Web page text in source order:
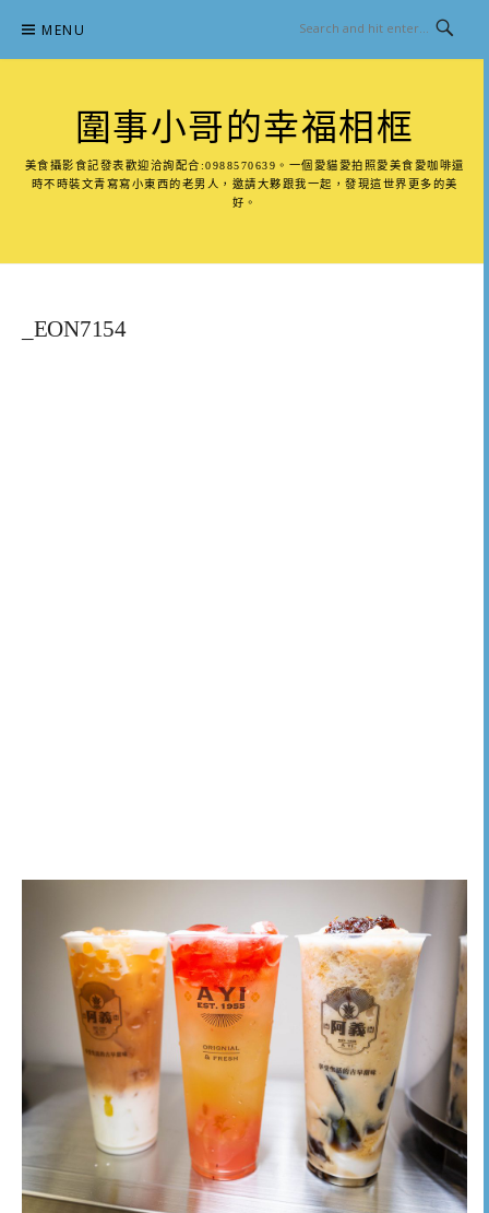
content
MENU
圍事小哥的幸福相框
美食攝影食記發表歡迎洽詢配合:0988570639。一個愛貓愛拍照愛美食愛咖啡還
時不時裝文青寫寫小東西的老男人，邀請大夥跟我一起，發現這世界更多的美
好。
_EON7154